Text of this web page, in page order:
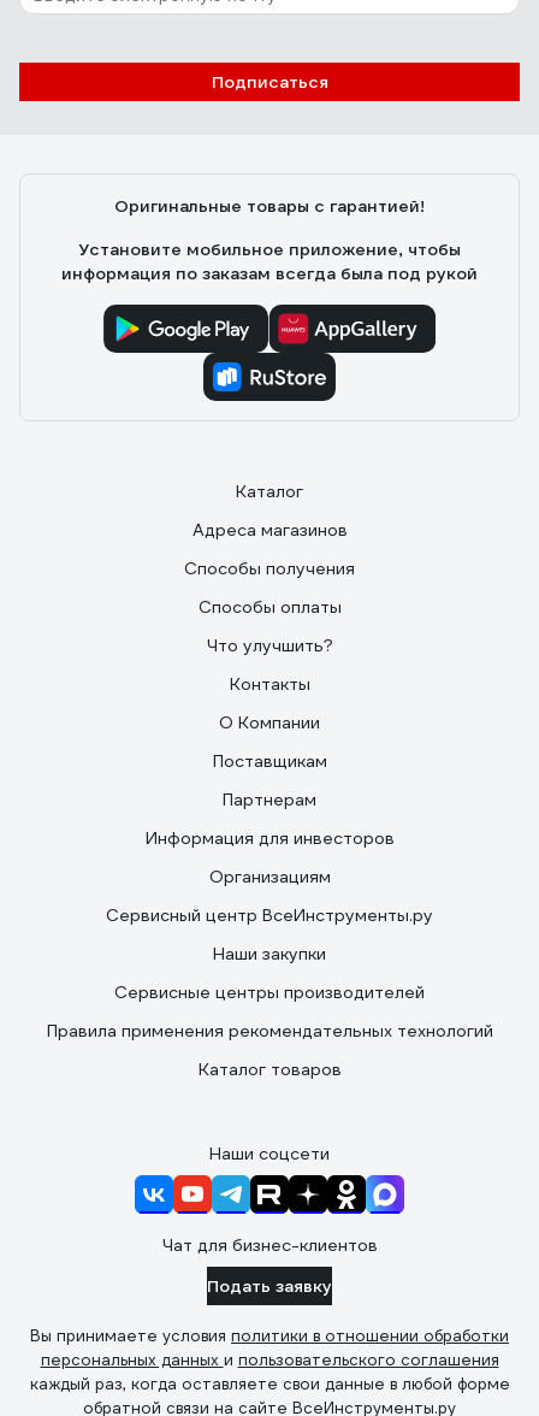
Подписаться
Оригинальные товары с гарантией!
Установите мобильное приложение, чтобы
информация по заказам всегда была под рукой
Каталог
Адреса магазинов
Способы получения
Способы оплаты
Что улучшить?
Контакты
О Компании
Поставщикам
Партнерам
Информация для инвесторов
Организациям
Сервисный центр ВсеИнструменты.ру
Наши закупки
Сервисные центры производителей
Правила применения рекомендательных технологий
Каталог товаров
Наши соцсети
Чат для бизнес-клиентов
Подать заявку
Вы принимаете условия политики в отношении обработки
персональных данных и пользовательского соглашения
каждый раз, когда оставляете свои данные в любой форме
обратной связи на сайте ВсеИнструменты.ру